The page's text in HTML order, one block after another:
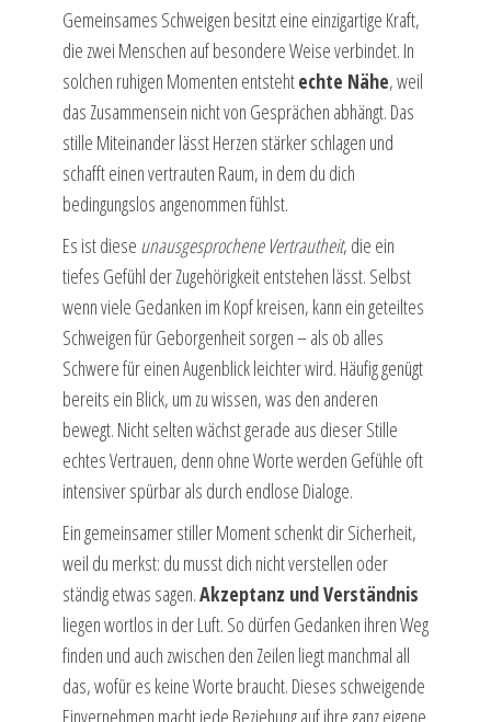
Gemeinsames Schweigen besitzt eine einzigartige Kraft,
die zwei Menschen auf besondere Weise verbindet. In
solchen ruhigen Momenten entstehtechte Nähe, weil
das Zusammensein nicht von Gesprächen abhängt. Das
stille Miteinander lässt Herzen stärker schlagen und
schafft einen vertrauten Raum, in dem du dich
bedingungslos angenommen fühlst.
Es ist diese unausgesprochene Vertrautheit, die ein
tiefes Gefühl der Zugehörigkeit entstehen lässt. Selbst
wenn viele Gedanken im Kopf kreisen, kann ein geteiltes
Schweigen für Geborgenheit sorgen – als ob alles
Schwere für einen Augenblick leichter wird. Häufig genügt
bereits ein Blick, um zu wissen, was den anderen
bewegt. Nicht selten wächst gerade aus dieser Stille
echtes Vertrauen, denn ohne Worte werden Gefühle oft
intensiver spürbar als durch endlose Dialoge.
Ein gemeinsamer stiller Moment schenkt dir Sicherheit,
weil du merkst: du musst dich nicht verstellen oder
ständig etwas sagen.Akzeptanz und Verständnis
liegen wortlos in der Luft. So dürfen Gedanken ihren Weg
finden und auch zwischen den Zeilen liegt manchmal all
das, wofür es keine Worte braucht. Dieses schweigende